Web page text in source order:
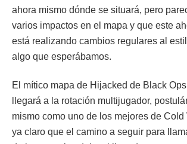
ahora mismo dónde se situará, pero
varios impactos en el mapa y que este
está realizando cambios regulares al
algo que esperábamos.
El mítico mapa de Hijacked de Black
llegará a la rotación multijugador,
mismo como uno de los mejores de Cold
ya claro que el camino a seguir para